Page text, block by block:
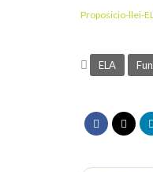
Proposicio-llei-
ELA